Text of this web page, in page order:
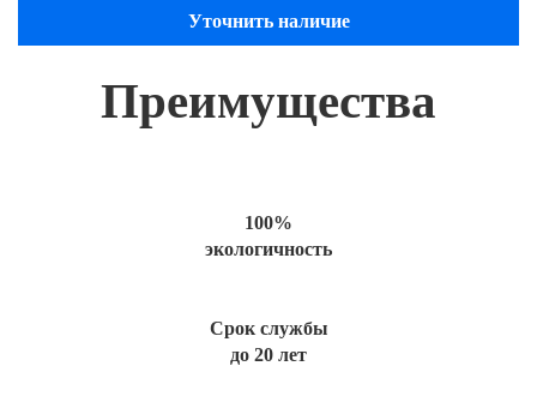
Уточнить наличие
Преимущества
100%
экологичность
Срок службы
до 20 лет